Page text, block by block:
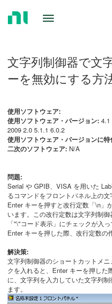
文字列制御器で文
ーを無効にする方
使用ソフトウェア:
使用ソフトウェア・バージョン: 4.1
2009 2.0 5.1.1 6.0.2
使用ソフトウェア・バージョンに特
二次のソフトウェア: N/A
問題:
Serial や GPIB、VISA を用いた
るコマンドをフロントパネル上の
Enter キーを押すと改行定数「\n」
います。この改行定数は文字列制
「"\"コード表示」にチェックが入
Enter キーを押した際、改行定数の
解決策:
文字列制御器のショートカットメ
クを入れると、Enter キーを押した
に、文字列を入力していた文字列
ます。